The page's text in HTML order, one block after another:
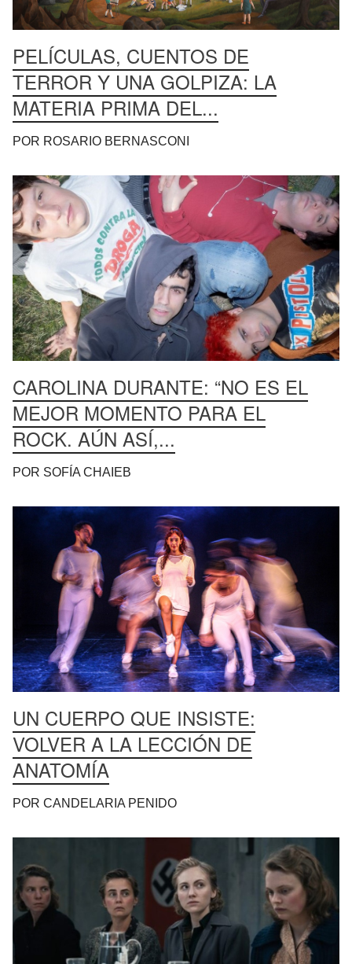
PELÍCULAS, CUENTOS DE
TERROR Y UNA GOLPIZA: LA
MATERIA PRIMA DEL...
POR ROSARIO BERNASCONI
CAROLINA DURANTE: “NO ES EL
MEJOR MOMENTO PARA EL
ROCK. AÚN ASÍ,...
POR SOFÍA CHAIEB
UN CUERPO QUE INSISTE:
VOLVER A LA LECCIÓN DE
ANATOMÍA
POR CANDELARIA PENIDO